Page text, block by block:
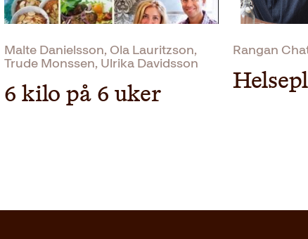
Det er
Lærer
deg –
kan
Malte Danielsson, Ola Lauritzson,
Trude Monssen, Ulrika Davidsson
6 kilo på 6 uker
Rangan